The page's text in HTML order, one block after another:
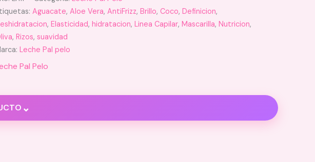
Aguacate, Aloe Vera, AntiFrizz, Brillo, Coco, Definicion,
, Elasticidad, hidratacion, Linea Capilar, Mascarilla, Nutricion,
, Rizos, suavidad
Leche Pal pelo
Pal Pelo
⌄